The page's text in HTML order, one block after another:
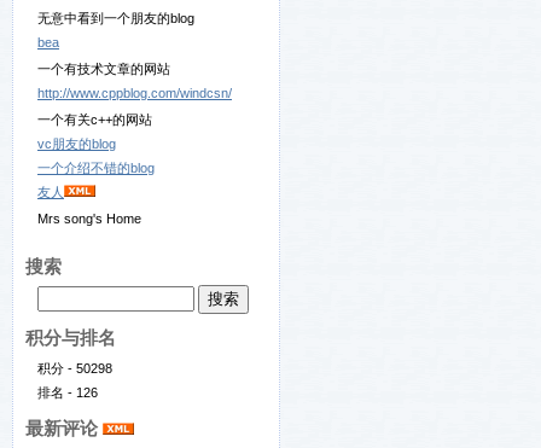
无意中看到一个朋友的blog
bea
一个有技术文章的网站
http://www.cppblog.com/windcsn/
一个有关c++的网站
vc朋友的blog
一个介绍不错的blog
友人
Mrs song's Home
搜索
积分与排名
积分 - 50298
排名 - 126
最新评论